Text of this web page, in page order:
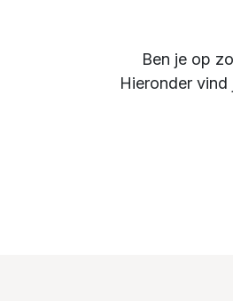
Ben je op
Hieronder